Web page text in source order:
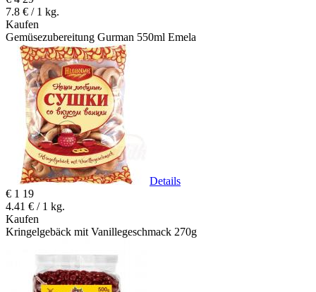
7.8 € / 1 kg.
Kaufen
Gemüsezubereitung Gurman 550ml Emela
Details
€ 1 19
4.41 € / 1 kg.
Kaufen
Kringelgebäck mit Vanillegeschmack 270g